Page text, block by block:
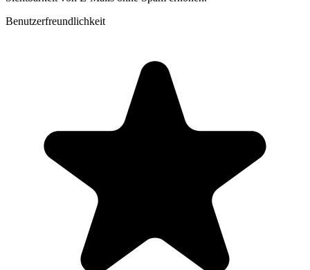
Benutzerfreundlichkeit